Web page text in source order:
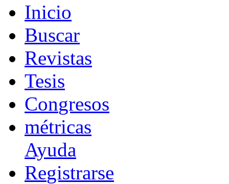
Inicio
Buscar
Revistas
Tesis
Congresos
métricas
Ayuda
Registrarse